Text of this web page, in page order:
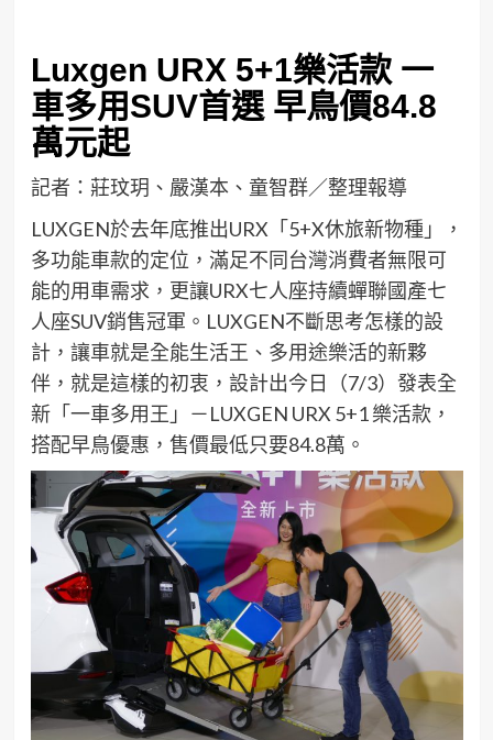
Luxgen URX 5+1樂活款 一
車多用SUV首選 早鳥價84.8
萬元起
記者：莊玟玥、嚴漢本、童智群／整理報導
LUXGEN於去年底推出URX「5+X休旅新物種」，
多功能車款的定位，滿足不同台灣消費者無限可
能的用車需求，更讓URX七人座持續蟬聯國產七
人座SUV銷售冠軍。LUXGEN不斷思考怎樣的設
計，讓車就是全能生活王、多用途樂活的新夥
伴，就是這樣的初衷，設計出今日（7/3）發表全
新「一車多用王」－LUXGEN URX 5+1 樂活款，
搭配早鳥優惠，售價最低只要84.8萬。